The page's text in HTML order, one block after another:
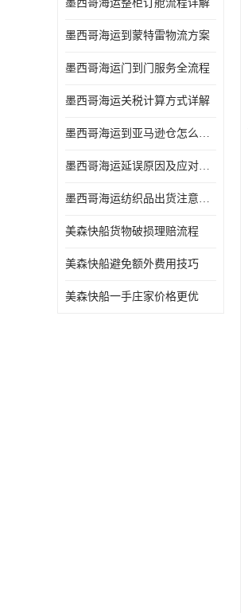
墨西哥海运整柜订舱流程详解
墨西哥海运到蒙特雷物流方案
墨西哥海运门到门服务全流程
墨西哥海运关税计算方式详解
墨西哥海运到亚马逊仓怎么操作
墨西哥海运延误原因及应对办法
墨西哥海运纺织品出货注意事项
美森快船货物破损理赔流程
美森快船避免额外费用技巧
美森快船一手庄家价格更优